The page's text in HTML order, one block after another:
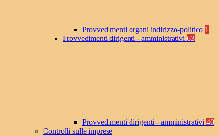
Provvedimenti organi indirizzo-politico 1
Provvedimenti dirigenti - amministrativi 63
Provvedimenti dirigenti - amministrativi 40
Controlli sulle imprese